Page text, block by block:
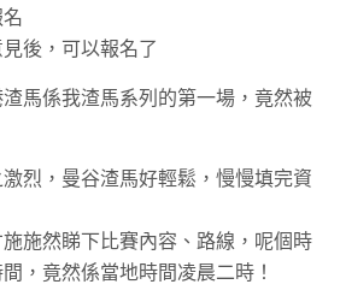
後，可以報名了
馬係我渣馬系列的第一場，竟然被
烈，曼谷渣馬好輕鬆，慢慢填完資
施然睇下比賽內容、路線，呢個時
，竟然係當地時間凌晨二時！